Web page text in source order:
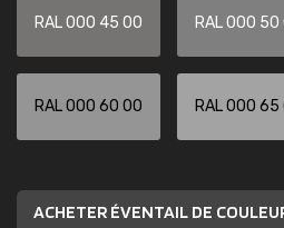
RAL 000 45 00 RAL 000 50
RAL 000 60 00 RAL 000 65
ACHETER ÉVENTAIL DE